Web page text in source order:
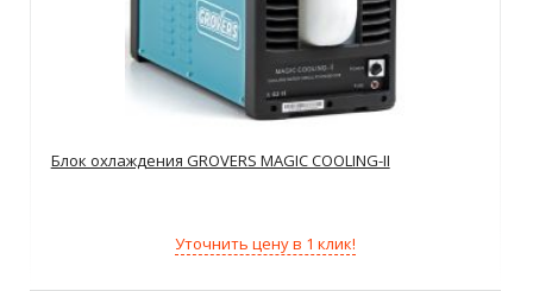
Блок охлаждения GROVERS MAGIC COOLING-II
Уточнить цену в 1 клик!